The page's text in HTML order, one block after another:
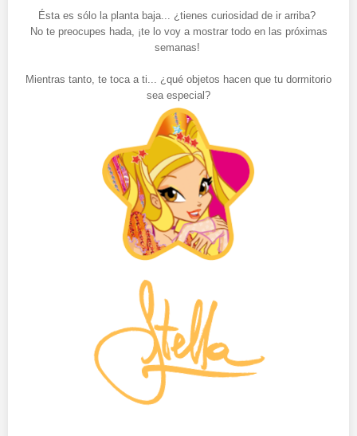
Ésta es sólo la planta baja... ¿tienes curiosidad de ir arriba?
No te preocupes hada, ¡te lo voy a mostrar todo en las próximas
semanas!
Mientras tanto, te toca a ti... ¿qué objetos hacen que tu dormitorio
sea especial?